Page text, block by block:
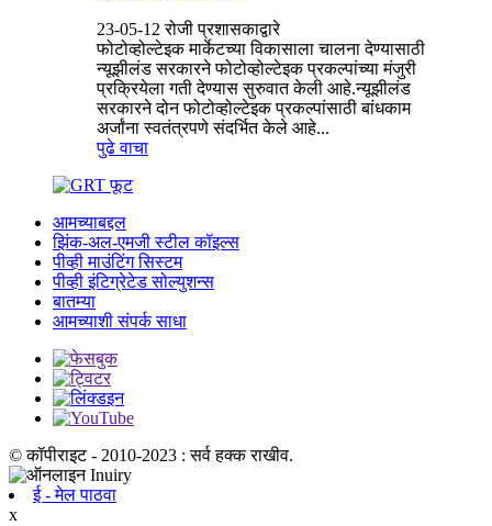
23-05-12 रोजी प्रशासकाद्वारे
फोटोव्होल्टेइक मार्केटच्या विकासाला चालना देण्यासाठी
न्यूझीलंड सरकारने फोटोव्होल्टेइक प्रकल्पांच्या मंजुरी
प्रक्रियेला गती देण्यास सुरुवात केली आहे.न्यूझीलंड
सरकारने दोन फोटोव्होल्टेइक प्रकल्पांसाठी बांधकाम
अर्जांना स्वतंत्रपणे संदर्भित केले आहे...
पुढे वाचा
आमच्याबद्दल
झिंक-अल-एमजी स्टील कॉइल्स
पीव्ही माउंटिंग सिस्टम
पीव्ही इंटिग्रेटेड सोल्युशन्स
बातम्या
आमच्याशी संपर्क साधा
© कॉपीराइट - 2010-2023 : सर्व हक्क राखीव.
ई - मेल पाठवा
x